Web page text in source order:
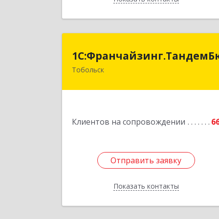
Тобольск
Клиентов на сопровождении
Отправить заявку
Показать контакты
1С:Франчайзинг.ТандемБюджет
Отправить заявку
Назад